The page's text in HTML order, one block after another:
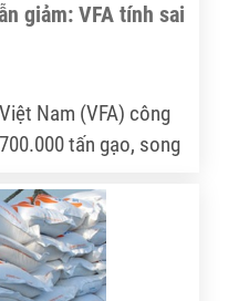
giảm: VFA tính sai
Nam (VFA) công
tấn gạo, song
không thể bán